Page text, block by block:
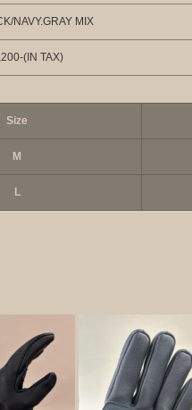
NAVY.GRAY MIX
(IN TAX)
Size
M
L